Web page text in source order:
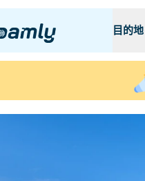
目的地
区域eSIM